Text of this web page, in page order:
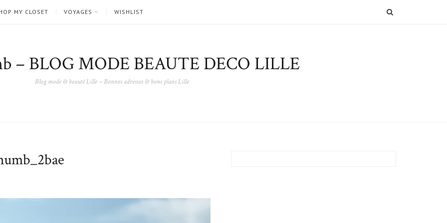
MY CLOSET VOYAGES WISHLIST
– BLOG MODE BEAUTE DECO LILLE
Blog mode & beauté Lille – Bonnes adresses & bons plans Lille